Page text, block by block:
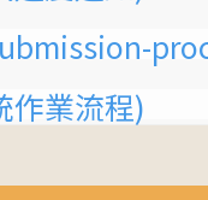
作業流程)